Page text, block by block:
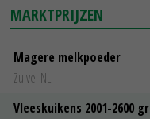
MARKTPRIJZEN
Magere melkpoeder
Zuivel NL
Vleeskuikens 2001-2600 gr